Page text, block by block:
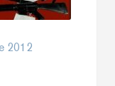
2012